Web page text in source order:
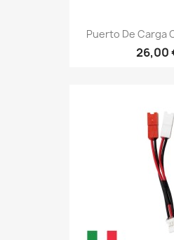
Puerto De Carga
26,00